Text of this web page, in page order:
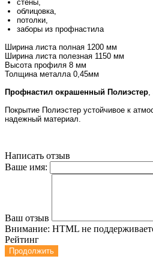
стены,
облицовка,
потолки,
заборы из профнастила
Ширина листа полная 1200 мм
Ширина листа полезная 1150 мм
Высота профиля 8 мм
Толщина металла 0,45мм
Профнастил окрашенный Полиэстер
Покрытие Полиэстер устойчивое к
надежный материал.
Написать отзыв
Ваше имя:
Ваш отзыв
Внимание: HTML не
Рейтинг
Продолжить